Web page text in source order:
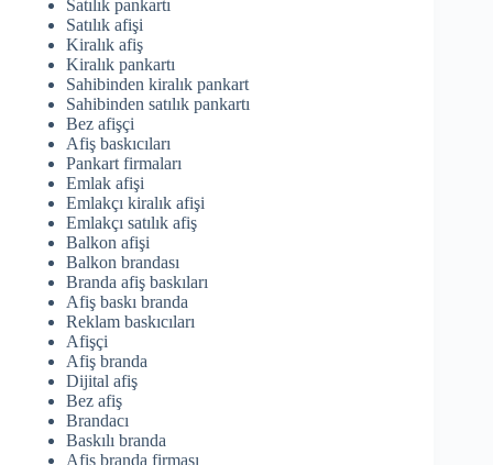
Satılık pankartı
Satılık afişi
Kiralık afiş
Kiralık pankartı
Sahibinden kiralık pankart
Sahibinden satılık pankartı
Bez afişçi
Afiş baskıcıları
Pankart firmaları
Emlak afişi
Emlakçı kiralık afişi
Emlakçı satılık afiş
Balkon afişi
Balkon brandası
Branda afiş baskıları
Afiş baskı branda
Reklam baskıcıları
Afişçi
Afiş branda
Dijital afiş
Bez afiş
Brandacı
Baskılı branda
Afiş branda firması